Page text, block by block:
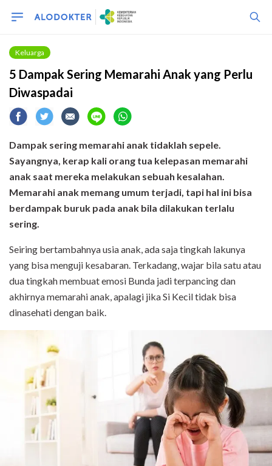
Keluarga
5 Dampak Sering Memarahi Anak yang Perlu
Diwaspadai
Dampak sering memarahi anak tidaklah sepele.
Sayangnya, kerap kali orang tua kelepasan memarahi
anak saat mereka melakukan sebuah kesalahan.
Memarahi anak memang umum terjadi, tapi hal ini bisa
berdampak buruk pada anak bila dilakukan terlalu
sering.
Seiring bertambahnya usia anak, ada saja tingkah lakunya
yang bisa menguji kesabaran. Terkadang, wajar bila satu atau
dua tingkah membuat emosi Bunda jadi terpancing dan
akhirnya memarahi anak, apalagi jika Si Kecil tidak bisa
dinasehati dengan baik.